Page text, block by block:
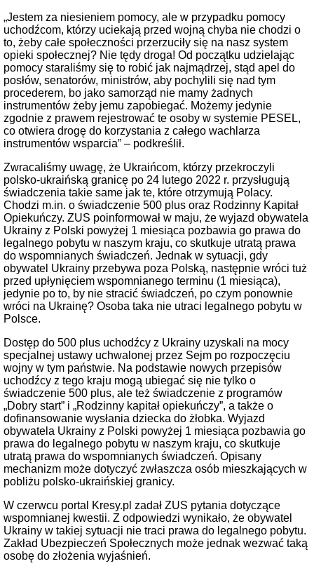
„Jestem za niesieniem pomocy, ale w przypadku pomocy
uchodźcom, którzy uciekają przed wojną chyba nie chodzi o
to, żeby całe społeczności przerzuciły się na nasz system
opieki społecznej? Nie tędy droga! Od początku udzielając
pomocy staraliśmy się to robić jak najmądrzej, stąd apel do
posłów, senatorów, ministrów, aby pochylili się nad tym
procederem, bo jako samorząd nie mamy żadnych
instrumentów żeby jemu zapobiegać. Możemy jedynie
zgodnie z prawem rejestrować te osoby w systemie PESEL,
co otwiera drogę do korzystania z całego wachlarza
instrumentów wsparcia” – podkreślił.
Zwracaliśmy uwagę, że Ukraińcom, którzy przekroczyli
polsko-ukraińską granicę po 24 lutego 2022 r. przysługują
świadczenia takie same jak te, które otrzymują Polacy.
Chodzi m.in. o świadczenie 500 plus oraz Rodzinny Kapitał
Opiekuńczy. ZUS poinformował w maju, że wyjazd obywatela
Ukrainy z Polski powyżej 1 miesiąca pozbawia go prawa do
legalnego pobytu w naszym kraju, co skutkuje utratą prawa
do wspomnianych świadczeń. Jednak w sytuacji, gdy
obywatel Ukrainy przebywa poza Polską, następnie wróci tuż
przed upłynięciem wspomnianego terminu (1 miesiąca),
jedynie po to, by nie stracić świadczeń, po czym ponownie
wróci na Ukrainę? Osoba taka nie utraci legalnego pobytu w
Polsce.
Dostęp do 500 plus uchodźcy z Ukrainy uzyskali na mocy
specjalnej ustawy uchwalonej przez Sejm po rozpoczęciu
wojny w tym państwie. Na podstawie nowych przepisów
uchodźcy z tego kraju mogą ubiegać się nie tylko o
świadczenie 500 plus, ale też świadczenie z programów
„Dobry start” i „Rodzinny kapitał opiekuńczy”, a także o
dofinansowanie wysłania dziecka do żłobka. Wyjazd
obywatela Ukrainy z Polski powyżej 1 miesiąca pozbawia go
prawa do legalnego pobytu w naszym kraju, co skutkuje
utratą prawa do wspomnianych świadczeń. Opisany
mechanizm może dotyczyć zwłaszcza osób mieszkających w
pobliżu polsko-ukraińskiej granicy.
W czerwcu portal Kresy.pl zadał ZUS pytania dotyczące
wspomnianej kwestii. Z odpowiedzi wynikało, że obywatel
Ukrainy w takiej sytuacji nie traci prawa do legalnego pobytu.
Zakład Ubezpieczeń Społecznych może jednak wezwać taką
osobę do złożenia wyjaśnień.